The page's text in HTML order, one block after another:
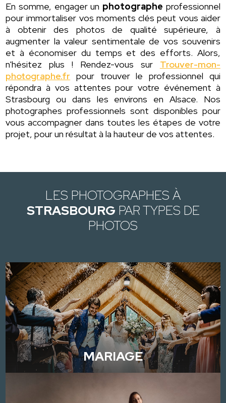
En somme, engager un photographe professionnel
pour immortaliser vos moments clés peut vous aider
à obtenir des photos de qualité supérieure, à
augmenter la valeur sentimentale de vos souvenirs
et à économiser du temps et des efforts. Alors,
n'hésitez plus ! Rendez-vous sur Trouver-mon-
photographe.fr pour trouver le professionnel qui
répondra à vos attentes pour votre événement à
Strasbourg ou dans les environs en Alsace. Nos
photographes professionnels sont disponibles pour
vous accompagner dans toutes les étapes de votre
projet, pour un résultat à la hauteur de vos attentes.
LES PHOTOGRAPHES À
STRASBOURG PAR TYPES DE
PHOTOS
MARIAGE